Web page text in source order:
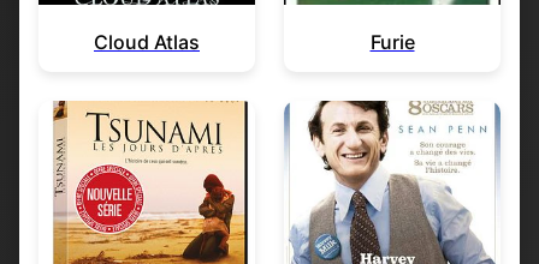
Cloud Atlas Furie